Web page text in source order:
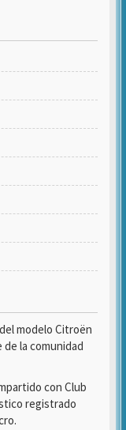
modelo Citroën
de la comunidad
con Club
registrado